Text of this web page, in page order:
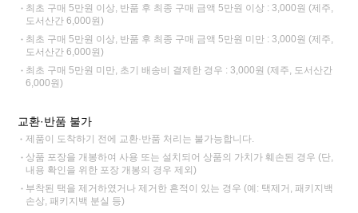
최초 구매 5만원 이상, 반품 후 최종 구매 금액 5만원 이상 : 3,000원 (제주,
도서산간 6,000원)
최초 구매 5만원 이상, 반품 후 최종 구매 금액 5만원 미만 : 3,000원 (제주,
도서산간 6,000원)
최초 구매 5만원 미만, 초기 배송비 결제한 경우 : 3,000원 (제주, 도서산간
6,000원)
교환·반품 불가
제품이 도착하기 전에 교환·반품 처리는 불가능합니다.
상품 포장을 개봉하여 사용 또는 설치되어 상품의 가치가 훼손된 경우 (단,
내용 확인을 위한 포장 개봉의 경우 제외)
부착된 택을 제거하였거나 제거한 흔적이 있는 경우 (예: 택제거, 패키지백
손상, 패키지백 분실 등)